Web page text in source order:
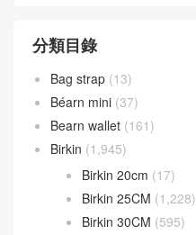
分類目錄
Bag strap (13)
Béarn mini (37)
Bearn wallet (161)
Birkin (1,945)
Birkin 20cm (17)
Birkin 25CM (1,228)
Birkin 30CM (595)